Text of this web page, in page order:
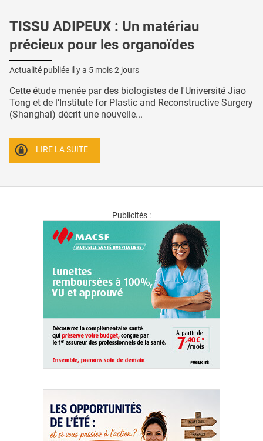
TISSU ADIPEUX : Un matériau
précieux pour les organoïdes
Actualité publiée il y a 5 mois 2 jours
Cette étude menée par des biologistes de l'Université Jiao
Tong et de l’Institute for Plastic and Reconstructive Surgery
(Shanghai) décrit une nouvelle...
LIRE LA SUITE
Publicités :